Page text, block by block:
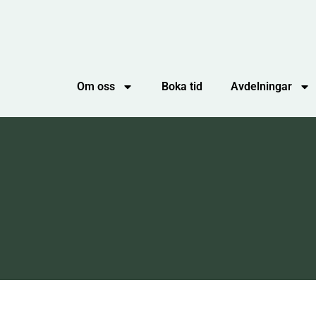
Om oss Boka tid Avdelningar